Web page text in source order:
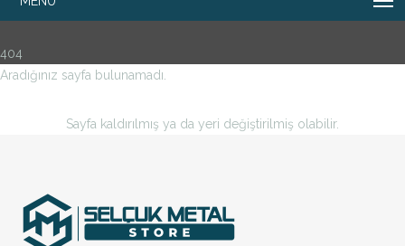
404
Aradığınız sayfa bulunamadı.
Sayfa kaldırılmış ya da yeri değiştirilmiş olabilir.